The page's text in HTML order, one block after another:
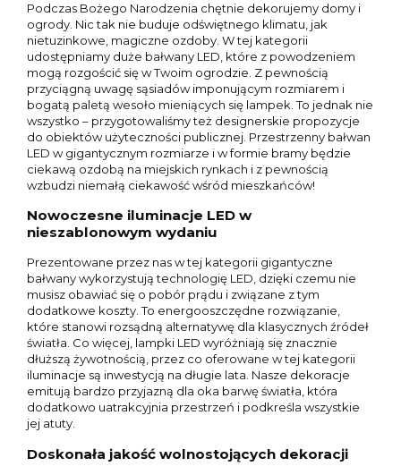
Podczas Bożego Narodzenia chętnie dekorujemy domy i
ogrody. Nic tak nie buduje odświętnego klimatu, jak
nietuzinkowe, magiczne ozdoby. W tej kategorii
udostępniamy duże bałwany LED, które z powodzeniem
mogą rozgościć się w Twoim ogrodzie. Z pewnością
przyciągną uwagę sąsiadów imponującym rozmiarem i
bogatą paletą wesoło mieniących się lampek. To jednak nie
wszystko – przygotowaliśmy też designerskie propozycje
do obiektów użyteczności publicznej. Przestrzenny bałwan
LED w gigantycznym rozmiarze i w formie bramy będzie
ciekawą ozdobą na miejskich rynkach i z pewnością
wzbudzi niemałą ciekawość wśród mieszkańców!
Nowoczesne iluminacje LED w
nieszablonowym wydaniu
Prezentowane przez nas w tej kategorii gigantyczne
bałwany wykorzystują technologię LED, dzięki czemu nie
musisz obawiać się o pobór prądu i związane z tym
dodatkowe koszty. To energooszczędne rozwiązanie,
które stanowi rozsądną alternatywę dla klasycznych źródeł
światła. Co więcej, lampki LED wyróżniają się znacznie
dłuższą żywotnością, przez co oferowane w tej kategorii
iluminacje są inwestycją na długie lata. Nasze dekoracje
emitują bardzo przyjazną dla oka barwę światła, która
dodatkowo uatrakcyjnia przestrzeń i podkreśla wszystkie
jej atuty.
Doskonała jakość wolnostojących dekoracji